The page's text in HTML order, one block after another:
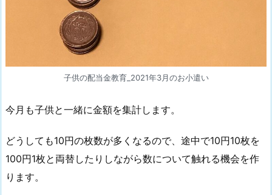
当
1.
4.
子供の配当金教育_2021年3月のお小遣い
今月も子供と一緒に金額を集計します。
どうしても10円の枚数が多くなるので、途中で10円10枚を
100円1枚と両替したりしながら数について触れる機会を作
ります。